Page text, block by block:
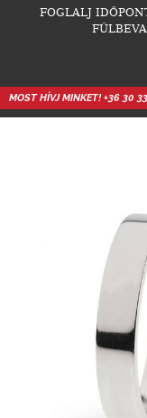
FOGLALJ
MOST HÍVJ MINKET! +36 30